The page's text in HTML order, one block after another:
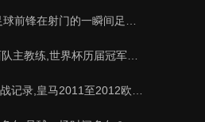
门的一瞬间足球的速度有多快？？
练,世界杯历届冠军球队教练
,皇马2011至2012欧冠赛程&nbs